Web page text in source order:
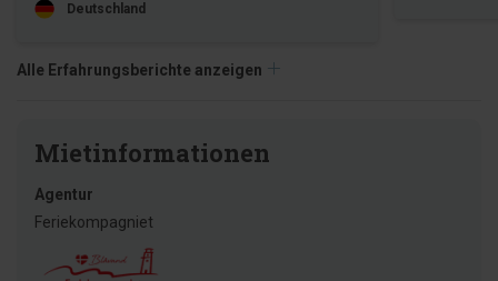
Deutschland
Alle Erfahrungsberichte anzeigen
Mietinformationen
Agentur
Feriekompagniet